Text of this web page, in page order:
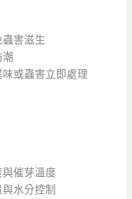
害滋生
或蟲害立即處理
催芽溫度
水分控制